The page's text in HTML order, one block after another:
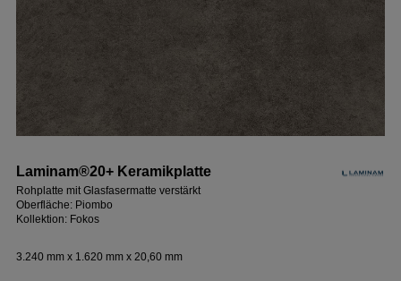
Laminam®20+ Keramikplatte
Rohplatte mit Glasfasermatte verstärkt
Oberfläche: Piombo
Kollektion: Fokos
3.240 mm x 1.620 mm x 20,60 mm